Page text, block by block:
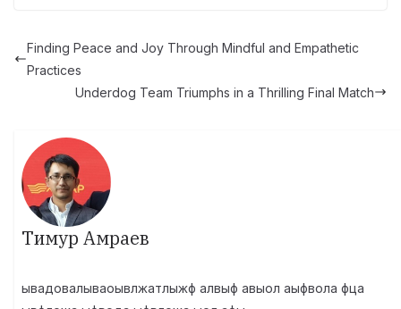
Finding Peace and Joy Through Mindful and Empathetic
Practices
Underdog Team Triumphs in a Thrilling Final Match
Тимур Амраев
ывадовалываоывлжатлыжф алвыф авыол аыфвола фца